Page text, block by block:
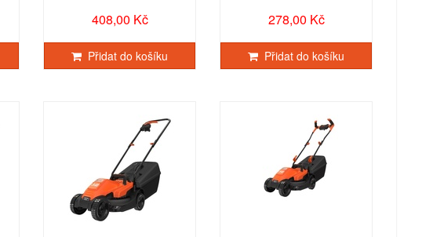
408,00 Kč
Přidat do košíku
278,00 Kč
Přidat do košíku